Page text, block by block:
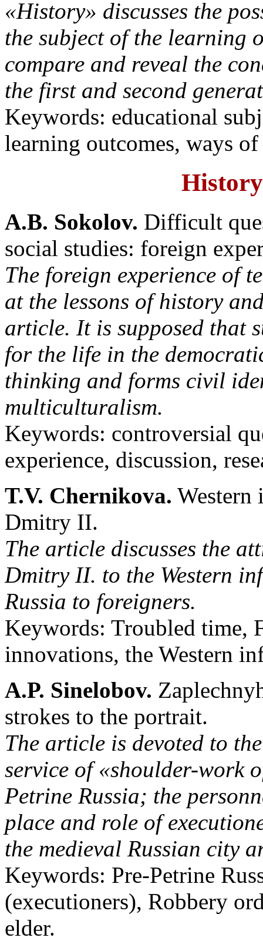
«History» discusses the
the subject of the learning
compare and reveal the
the first and second
Keywords: educational
learning outcomes, ways
A.B. Sokolov. Difficult
social studies: foreign
The foreign experience of
at the lessons of history
article. It is supposed that
for the life in the
thinking and forms civil
multiculturalism.
Keywords: controversial
experience, discussion,
T.V. Chernikova. Western
Dmitry II.
The article discusses the
Dmitry II. to the Western
Russia to foreigners.
Keywords: Troubled time,
innovations, the Western
A.P. Sinelobov.
strokes to the portrait.
The article is devoted to
service of «shoulder-work
Petrine Russia; the
place and role of
the medieval Russian city
Keywords: Pre-Petrine
(executioners), Robbery
elder.